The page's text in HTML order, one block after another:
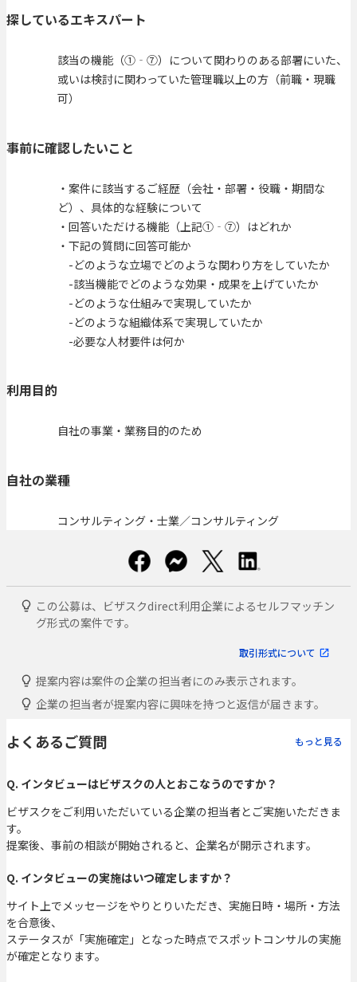
探しているエキスパート
該当の機能（①‐⑦）について関わりのある部署にいた、
或いは検討に関わっていた管理職以上の方（前職・現職
可）
事前に確認したいこと
・案件に該当するご経歴（会社・部署・役職・期間な
ど）、具体的な経験について
・回答いただける機能（上記①‐⑦）はどれか
・下記の質問に回答可能か
-どのような立場でどのような関わり方をしていたか
-該当機能でどのような効果・成果を上げていたか
-どのような仕組みで実現していたか
-どのような組織体系で実現していたか
-必要な人材要件は何か
利用目的
自社の事業・業務目的のため
自社の業種
コンサルティング・士業／コンサルティング
この公募は、ビザスクdirect利用企業によるセルフマッチン
グ形式の案件です。
取引形式について
提案内容は案件の企業の担当者にのみ表示されます。
企業の担当者が提案内容に興味を持つと返信が届きます。
よくあるご質問 もっと見る
Q. インタビューはビザスクの人とおこなうのですか？
ビザスクをご利用いただいている企業の担当者とご実施いただきま
す。
提案後、事前の相談が開始されると、企業名が開示されます。
Q. インタビューの実施はいつ確定しますか？
サイト上でメッセージをやりとりいただき、実施日時・場所・方法
を合意後、
ステータスが「実施確定」となった時点でスポットコンサルの実施
が確定となります。